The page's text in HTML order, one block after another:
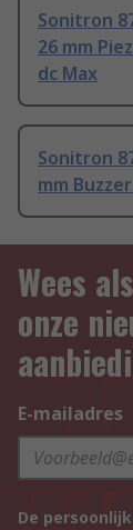
Sonitron
26 mm
dc Max
Sonitron
mm
Wees
onze
E-mailadres
De